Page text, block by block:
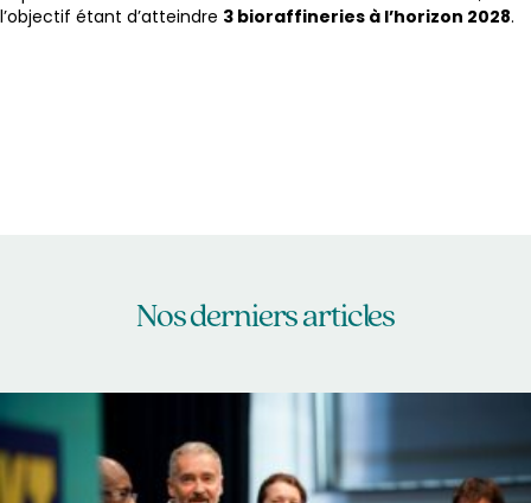
l’objectif étant d’atteindre 3 bioraffineries à l’horizon 2028.
Nos derniers articles